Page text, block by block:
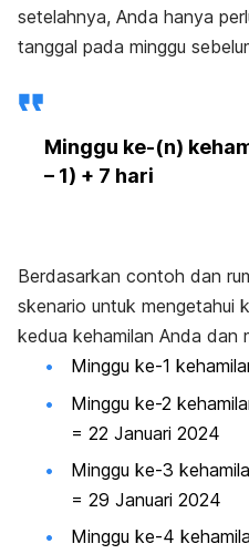
setelahnya, Anda hanya
tanggal pada minggu
Minggu ke-(n)
– 1) + 7 hari
Berdasarkan contoh dan
skenario untuk mengetahui
kedua kehamilan Anda dan
Minggu ke-1
Minggu ke-2
= 22 Januari 2024
Minggu ke-3
= 29 Januari 2024
Minggu ke-4